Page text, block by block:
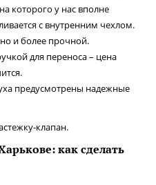
которого у нас вполне
с внутренним чехлом.
и более прочной.
для переноса – цена
предусмотрены надежные
клапан.
как сделать